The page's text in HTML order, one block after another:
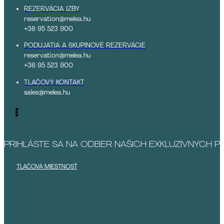
REZERVÁCIA IZBY
reservation@melea.hu
+36 95 523 900
PODUJATIA A SKUPINOVÉ REZERVÁCIE
reservation@melea.hu
+36 95 523 900
TLAČOVÝ KONTAKT
sales@melea.hu
PRIHLÁSTE SA NA ODBER NAŠICH EXKLUZÍVNYCH
TLAČOVÁ MIESTNOSŤ